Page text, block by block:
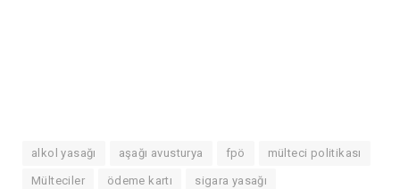
alkol yasağı aşağı avusturya fpö mülteci politikası
Mülteciler ödeme kartı sigara yasağı